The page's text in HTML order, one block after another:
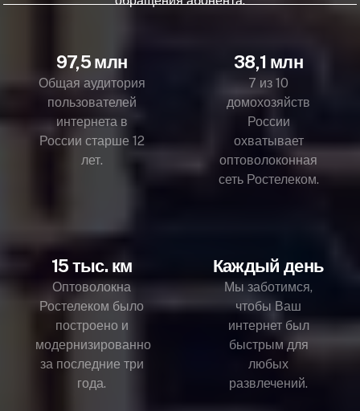
97,5 млн
Общая аудитория
пользователей
интернета в
России старше 12
лет.
38,1 млн
7 из 10
домохозяйств
России
охватывает
оптоволоконная
сеть Ростелеком.
15 тыс. км
Оптоволокна
Ростелеком было
построено и
модернизированно
за последние три
года.
Каждый день
Мы заботимся,
чтобы Ваш
интернет был
быстрым для
любых
развлечений.